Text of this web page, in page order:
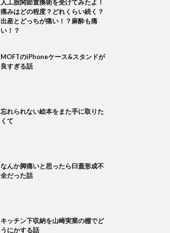
人工股関節置換術を受けてみたよ！
痛みはどの程度？どれくらい続く？
出産とどっちが痛い！？麻酔も痛
い！？
MOFTのiPhoneケース&スタンドが
良すぎる話
忘れられない絵本をまた手に取りた
くて
なんか脚痛いと思ったら臼蓋形成不
全だった話
キッチン下収納を山崎実業の棚でど
うにかする話